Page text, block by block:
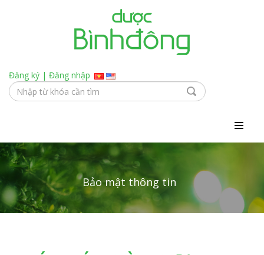
Đăng ký | Đăng nhập
Bảo mật thông tin